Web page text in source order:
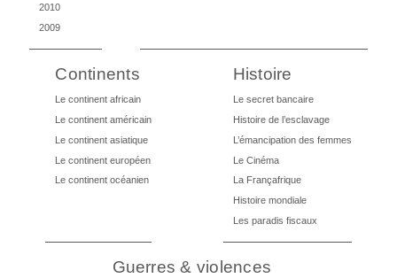
2010
2009
Continents
Le continent africain
Le continent américain
Le continent asiatique
Le continent européen
Le continent océanien
Histoire
Le secret bancaire
Histoire de l’esclavage
L’émancipation des femmes
Le Cinéma
La Françafrique
Histoire mondiale
Les paradis fiscaux
Guerres & violences